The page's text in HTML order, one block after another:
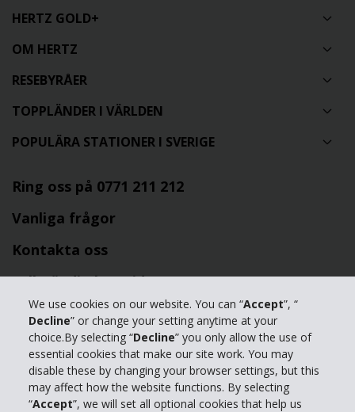
We use cookies on our website. You can “Accept”, “
Decline” or change your setting anytime at your
choice.By selecting “Decline” you only allow the use of
essential cookies that make our site work. You may
disable these by changing your browser settings, but this
may affect how the website functions. By selecting
“Accept”, we will set all optional cookies that help us
HERTZ GOLD+
OM HERTZ
RESEBYRÅER
TOPPLÄNDER I VÄRLDEN
POPULÄRA STATIONER I SVERIGE
Ring oss på 0771 211 212
Vanliga frågor
Kontakta oss
Fullständig hemsida
Manage my cookies
Frågor om bokning läs mer i vårFAQeller ring oss på 0771 211 212
First Rent a Car AB | Org.nr 556434-7820 | Hertz International Franchisee